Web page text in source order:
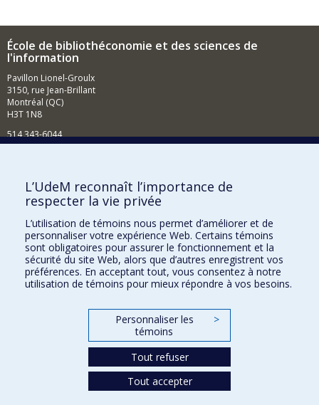
École de bibliothéconomie et des sciences de
l'information
Pavillon Lionel-Groulx
3150, rue Jean-Brillant
Montréal (QC)
H3T 1N8
514 343-6044
Comment soutenir l'École?
BESOIN D'AIDE?
Plan du site
Signaler une erreur
Accessibilité
FACULTÉ DES ARTS ET DES SCIENCES
Nos départements et écoles
L’UdeM reconnaît l’importance de
respecter la vie privée
L’utilisation de témoins nous permet d’améliorer et de
personnaliser votre expérience Web. Certains témoins
sont obligatoires pour assurer le fonctionnement et la
sécurité du site Web, alors que d’autres enregistrent vos
préférences. En acceptant tout, vous consentez à notre
utilisation de témoins pour mieux répondre à vos besoins.
Personnaliser les
témoins
>
Tout refuser
Tout accepter